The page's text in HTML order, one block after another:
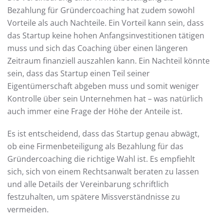
Bezahlung für Gründercoaching hat zudem sowohl
Vorteile als auch Nachteile. Ein Vorteil kann sein, dass
das Startup keine hohen Anfangsinvestitionen tätigen
muss und sich das Coaching über einen längeren
Zeitraum finanziell auszahlen kann. Ein Nachteil könnte
sein, dass das Startup einen Teil seiner
Eigentümerschaft abgeben muss und somit weniger
Kontrolle über sein Unternehmen hat – was natürlich
auch immer eine Frage der Höhe der Anteile ist.
Es ist entscheidend, dass das Startup genau abwägt,
ob eine Firmenbeteiligung als Bezahlung für das
Gründercoaching die richtige Wahl ist. Es empfiehlt
sich, sich von einem Rechtsanwalt beraten zu lassen
und alle Details der Vereinbarung schriftlich
festzuhalten, um spätere Missverständnisse zu
vermeiden.